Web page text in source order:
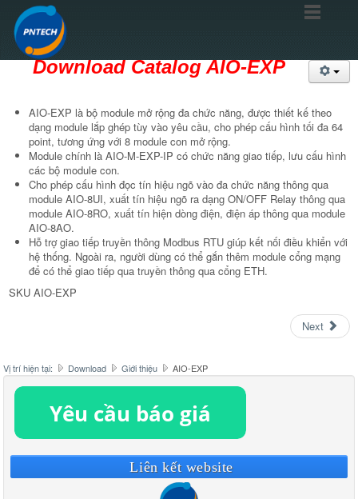
Download Catalog AIO-EXP
AIO-EXP là bộ module mở rộng đa chức năng, được thiết kế theo
dạng module lắp ghép tùy vào yêu cầu, cho phép cấu hình tối đa 64
point, tương ứng với 8 module con mở rộng.
Module chính là AIO-M-EXP-IP có chức năng giao tiếp, lưu cấu hình
các bộ module con.
Cho phép cấu hình đọc tín hiệu ngõ vào đa chức năng thông qua
module AIO-8UI, xuất tín hiệu ngõ ra dạng ON/OFF Relay thông qua
module AIO-8RO, xuất tín hiện dòng điện, điện áp thông qua module
AIO-8AO.
Hỗ trợ giao tiếp truyền thông Modbus RTU giúp kết nối điều khiển với
hệ thống. Ngoài ra, người dùng có thể gắn thêm module cổng mạng
để có thể giao tiếp qua truyền thông qua cổng ETH.
SKU AIO-EXP
Next
Vị trí hiện tại: Download Giới thiệu AIO-EXP
Liên kết website